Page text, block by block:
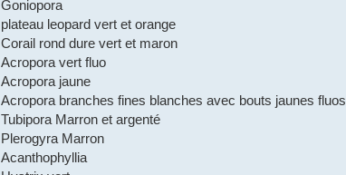
Goniopora
plateau leopard vert et orange
Corail rond dure vert et maron
Acropora vert fluo
Acropora jaune
Acropora branches fines blanches avec bouts jaunes fluos
Tubipora Marron et argenté
Plerogyra Marron
Acanthophyllia